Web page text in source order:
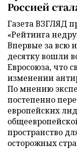
Россией
Газета ВЗГЛЯД
«Рейтинга
Впервые за всю
десятку вошли
Евросоюза, что
изменении
По мнению
постепенно
европейских
пространство
осторожных